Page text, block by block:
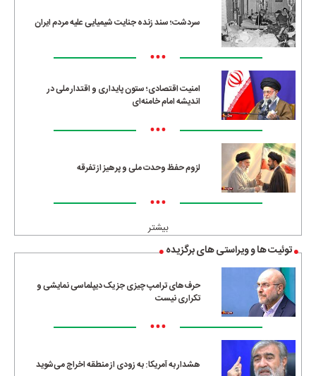
سردشت؛ سند زنده جنایت شیمیایی علیه مردم ایران
•••
امنیت اقتصادی؛ ستون پایداری و اقتدار ملی در
اندیشه امام خامنه‌ای
•••
لزوم حفظ وحدت ملی و پرهیز از تفرقه
•••
بیشتر
توئیت ها و ویراستی های برگزیده
حرف‌های ترامپ چیزی جز یک دیپلماسی نمایشی و
تکراری نیست
•••
هشدار به آمریکا: به زودی از منطقه اخراج می‌شوید